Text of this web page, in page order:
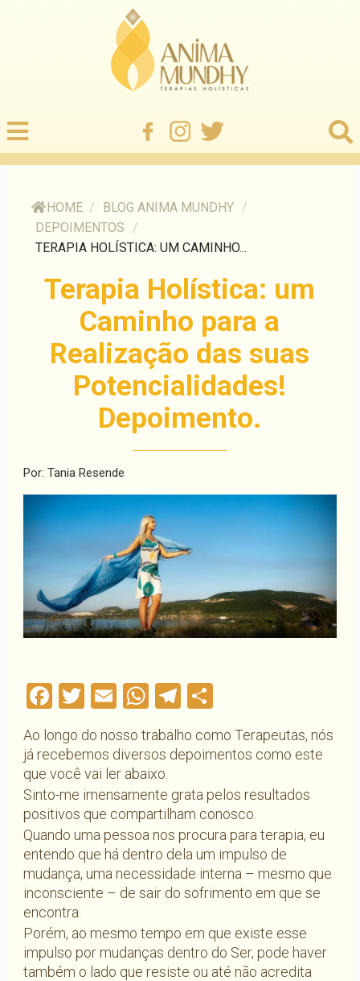
HOME / BLOG ANIMA MUNDHY /
DEPOIMENTOS
/
TERAPIA HOLÍSTICA: UM CAMINHO...
Terapia Holística: um
Caminho para a
Realização das suas
Potencialidades!
Depoimento.
Por: Tania Resende
Facebook
Twitter
EmailWhatsApp
Telegram
Ao longo do nosso trabalho como Terapeutas, nós
já recebemos diversos depoimentos como este
que você vai ler abaixo.
Sinto-me imensamente grata pelos resultados
positivos que compartilham conosco.
Quando uma pessoa nos procura para terapia, eu
entendo que há dentro dela um impulso de
mudança, uma necessidade interna – mesmo que
inconsciente – de sair do sofrimento em que se
encontra.
Porém, ao mesmo tempo em que existe esse
impulso por mudanças dentro do Ser, pode haver
também o lado que resiste ou até não acredita